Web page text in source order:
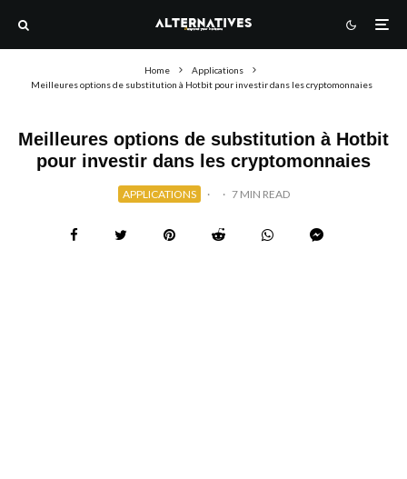
Home
Applications
Meilleures options de substitution à Hotbit pour investir dans les cryptomonnaies
Meilleures options de substitution à Hotbit
pour investir dans les cryptomonnaies
APPLICATIONS · · 7 MIN READ